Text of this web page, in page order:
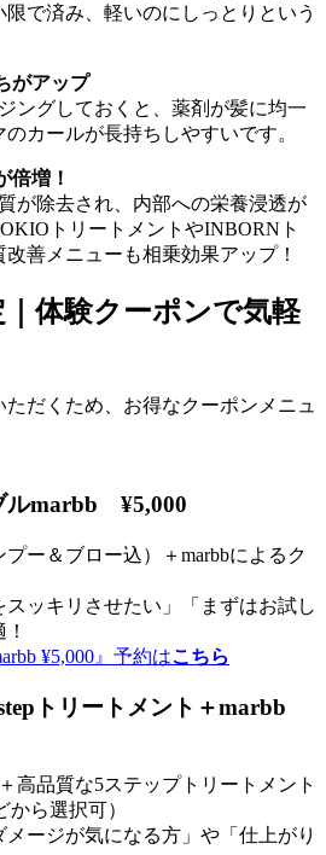
で済み、軽いのにしっとりという
がアップ
ングしておくと、薬剤が髪に均一
カールが長持ちしやすいです。
倍増！
が除去され、内部への栄養浸透が
トリートメントやINBORNト
善メニューも相乗効果アップ！
体験クーポンで気軽
だくため、お得なクーポンメニュ
ルmarbb ¥5,000
プー＆ブロー込）＋marbbによるク
スッキリさせたい」「まずはお試し
¥5,000』予約はこちら
トリートメント＋marbb
高品質な5ステップトリートメント
から選択可）
メージが気になる方」や「仕上がり